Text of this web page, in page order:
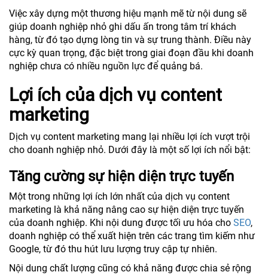
Việc xây dựng một thương hiệu mạnh mẽ từ nội dung sẽ
giúp doanh nghiệp nhỏ ghi dấu ấn trong tâm trí khách
hàng, từ đó tạo dựng lòng tin và sự trung thành. Điều này
cực kỳ quan trọng, đặc biệt trong giai đoạn đầu khi doanh
nghiệp chưa có nhiều nguồn lực để quảng bá.
Lợi ích của dịch vụ content
marketing
Dịch vụ content marketing mang lại nhiều lợi ích vượt trội
cho doanh nghiệp nhỏ. Dưới đây là một số lợi ích nổi bật:
Tăng cường sự hiện diện trực tuyến
Một trong những lợi ích lớn nhất của dịch vụ content
marketing là khả năng nâng cao sự hiện diện trực tuyến
của doanh nghiệp. Khi nội dung được tối ưu hóa cho SEO,
doanh nghiệp có thể xuất hiện trên các trang tìm kiếm như
Google, từ đó thu hút lưu lượng truy cập tự nhiên.
Nội dung chất lượng cũng có khả năng được chia sẻ rộng